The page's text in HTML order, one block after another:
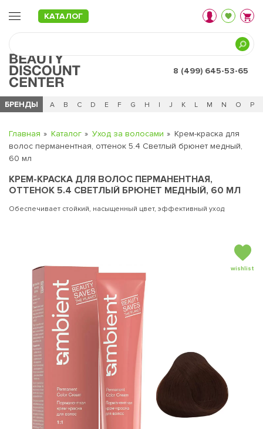
КАТАЛОГ
8 (499) 645-53-65
БРЕНДЫ
Ч 0 - 9 A B C D E F G H I J K L M N O P
Главная Каталог Уход за волосами
Крем-краска для
волос перманентная, оттенок 5.4 Светлый брюнет медный,
60 мл
КРЕМ-КРАСКА ДЛЯ ВОЛОС ПЕРМАНЕНТНАЯ,
ОТТЕНОК 5.4 СВЕТЛЫЙ БРЮНЕТ МЕДНЫЙ, 60 МЛ
Обеспечивает стойкий, насыщенный цвет, эффективный уход
wishlist